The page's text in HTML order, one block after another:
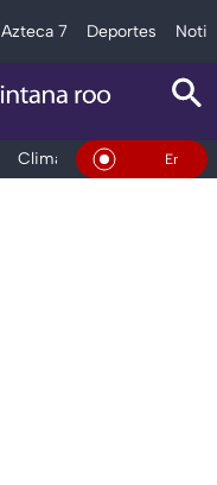
Azteca 7 Deportes
Clima Tráfico En Vivo